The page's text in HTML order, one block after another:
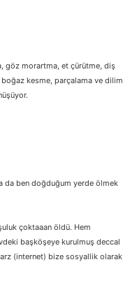
göz morartma, et çürütme, diş
kesme, parçalama ve dilim
da ben doğduğum yerde ölmek
çoktaaan öldü. Hem
başköşeye kurulmuş deccal
(internet) bize sosyallik olarak